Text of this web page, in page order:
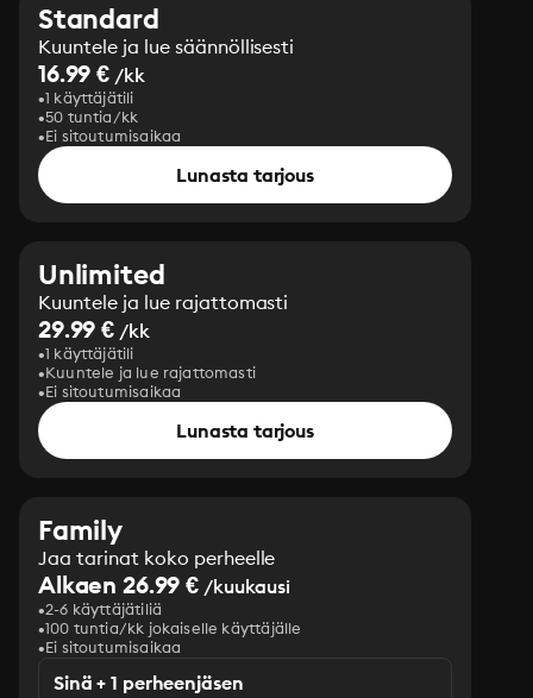
Standard
Kuuntele ja lue säännöllisesti
16.99 € /kk
1 käyttäjätili
50 tuntia/kk
Ei sitoutumisaikaa
Lunasta tarjous
Unlimited
Kuuntele ja lue rajattomasti
29.99 € /kk
1 käyttäjätili
Kuuntele ja lue rajattomasti
Ei sitoutumisaikaa
Lunasta tarjous
Family
Jaa tarinat koko perheelle
Alkaen 26.99 € /kuukausi
2-6 käyttäjätiliä
100 tuntia/kk jokaiselle käyttäjälle
Ei sitoutumisaikaa
Sinä + 1 perheenjäsen